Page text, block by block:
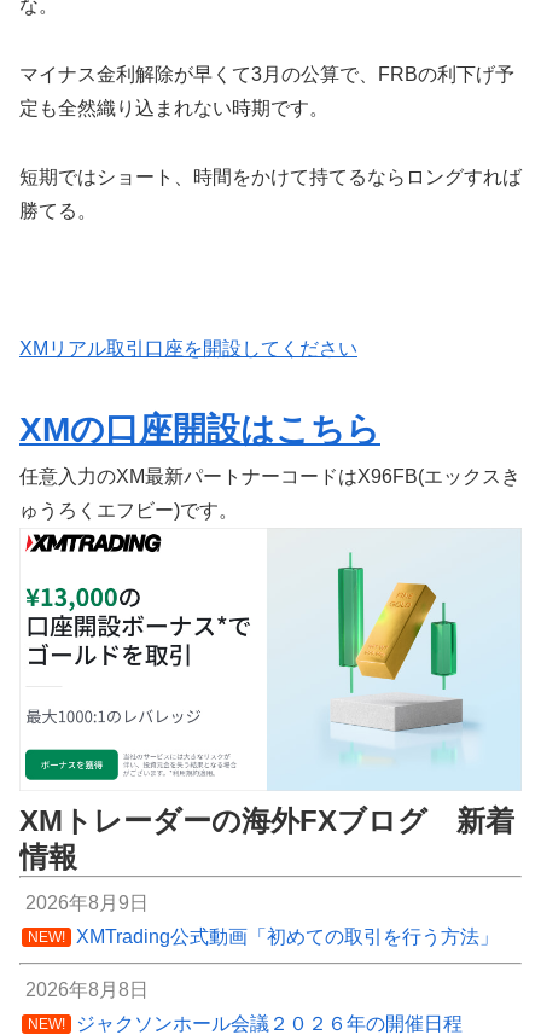
な。
マイナス金利解除が早くて3月の公算で、FRBの利下げ予
定も全然織り込まれない時期です。
短期ではショート、時間をかけて持てるならロングすれば
勝てる。
XMリアル取引口座を開設してください
XMの口座開設はこちら
任意入力のXM最新パートナーコードはX96FB(エックスき
ゅうろくエフビー)です。
XMトレーダーの海外FXブログ 新着
情報
2026年8月9日
NEW! XMTrading公式動画「初めての取引を行う方法」
2026年8月8日
NEW! ジャクソンホール会議２０２６年の開催日程